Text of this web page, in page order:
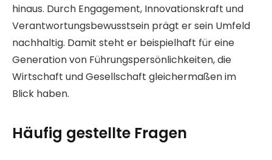
hinaus. Durch Engagement, Innovationskraft und
Verantwortungsbewusstsein prägt er sein Umfeld
nachhaltig. Damit steht er beispielhaft für eine
Generation von Führungspersönlichkeiten, die
Wirtschaft und Gesellschaft gleichermaßen im
Blick haben.
Häufig gestellte Fragen